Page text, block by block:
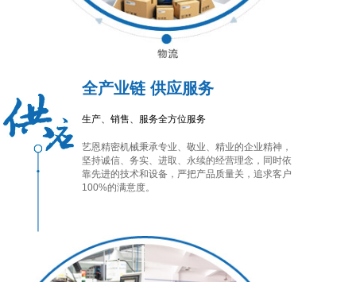
全产业链 供应服务
生产、销售、服务全方位服务
艺恩精密机械秉承专业、敬业、精业的企业精神，
坚持诚信、务实、进取、永续的经营理念，同时依
靠先进的技术和设备，严把产品质量关，追求客户
100%的满意度。